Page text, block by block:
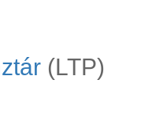
(LTP)